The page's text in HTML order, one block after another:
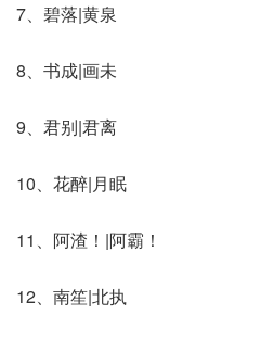
7、碧落|黄泉
8、书成|画未
9、君别|君离
10、花醉|月眠
11、阿渣！|阿霸！
12、南笙|北执